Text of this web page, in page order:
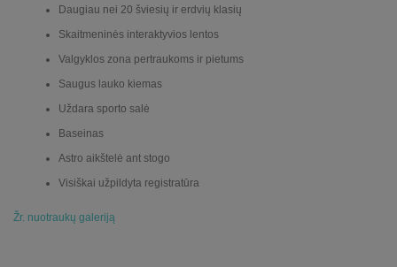
Daugiau nei 20 šviesių ir erdvių klasių
Skaitmeninės interaktyvios lentos
Valgyklos zona pertraukoms ir pietums
Saugus lauko kiemas
Uždara sporto salė
Baseinas
Astro aikštelė ant stogo
Visiškai užpildyta registratūra
Žr. nuotraukų galeriją